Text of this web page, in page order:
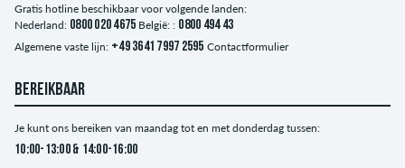
Gratis hotline beschikbaar voor volgende landen:
Nederland: 0800 020 4675 België: : 0800 494 43
Algemene vaste lijn: +49 3641 7997 2595 Contactformulier
BEREIKBAAR
Je kunt ons bereiken van maandag tot en met donderdag tussen:
10:00-13:00 & 14:00-16:00